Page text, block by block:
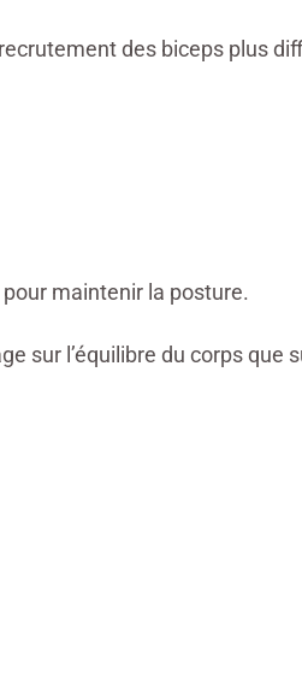
des biceps plus
maintenir la posture.
sur l’équilibre du corps que